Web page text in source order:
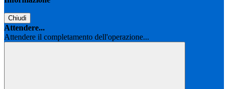
Chiudi
Attendere...
Attendere il completamento dell'operazione...